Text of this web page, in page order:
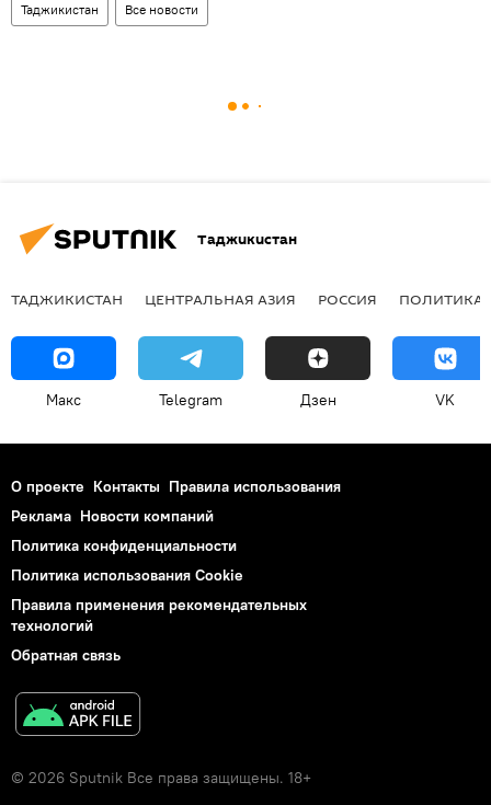
Таджикистан Все новости
Таджикистан
ТАДЖИКИСТАН ЦЕНТРАЛЬНАЯ АЗИЯ РОССИЯ ПОЛИТИКА
Макс Telegram Дзен VK
О проекте Контакты Правила использования
Реклама Новости компаний
Политика конфиденциальности
Политика использования Cookie
Правила применения рекомендательных
технологий
Обратная связь
© 2026 Sputnik Все права защищены. 18+